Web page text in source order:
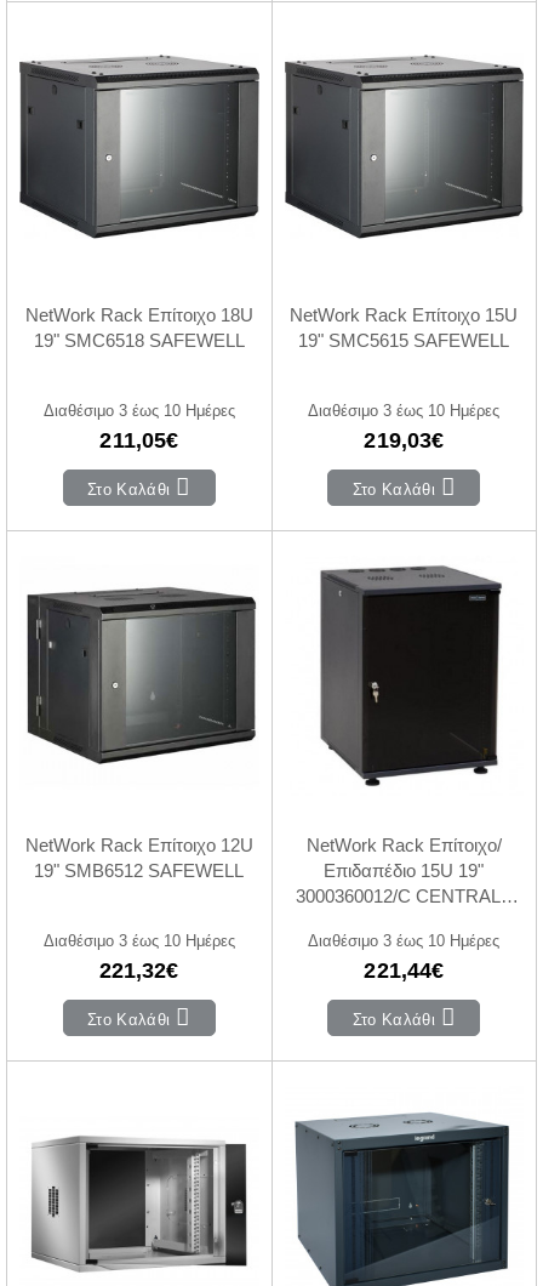
NetWork Rack Επίτοιχο 18U
19" SMC6518 SAFEWELL
Διαθέσιμο 3 έως 10 Ημέρες
211,05€
Στο Καλάθι
NetWork Rack Επίτοιχο 15U
19" SMC5615 SAFEWELL
Διαθέσιμο 3 έως 10 Ημέρες
219,03€
Στο Καλάθι
NetWork Rack Επίτοιχο 12U
19" SMB6512 SAFEWELL
Διαθέσιμο 3 έως 10 Ημέρες
221,32€
Στο Καλάθι
NetWork Rack Επίτοιχο/
Επιδαπέδιο 15U 19"
3000360012/C CENTRAL -
Διαθέσιμο 3 έως 10 Ημέρες
221,44€
Στο Καλάθι